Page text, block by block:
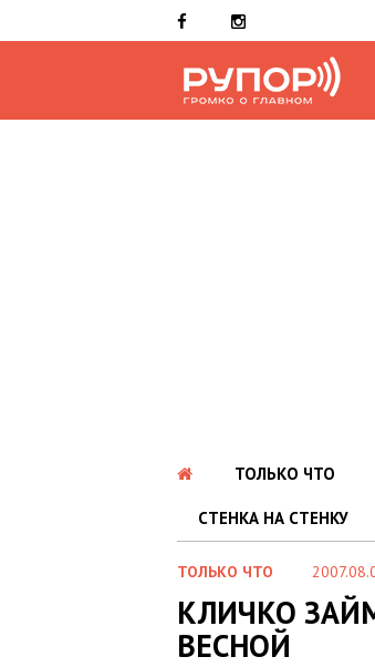
ТОЛЬКО ЧТО
СТЕНКА НА СТЕНКУ
ТОЛЬКО ЧТО
КЛИЧКО
ВЕСНОЙ